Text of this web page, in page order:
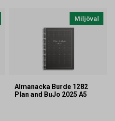
Miljöval
Almanacka Burde 1282
Plan and BuJo 2025 A5